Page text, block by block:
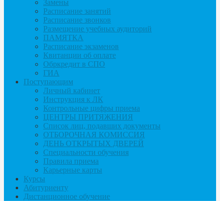
Замены
Расписание занятий
Расписание звонков
Размещение учебных аудиторий
ПАМЯТКА
Расписание экзаменов
Квитанции об оплате
Обркредит в СПО
ГИА
Поступающим
Личный кабинет
Инструкция к ЛК
Контрольные цифры приема
ЦЕНТРЫ ПРИТЯЖЕНИЯ
Список лиц, подавших документы
ОТБОРОЧНАЯ КОМИССИЯ
ДЕНЬ ОТКРЫТЫХ ДВЕРЕЙ
Специальности обучения
Правила приема
Карьерные карты
Курсы
Абитуриенту
Дистанционное обучение